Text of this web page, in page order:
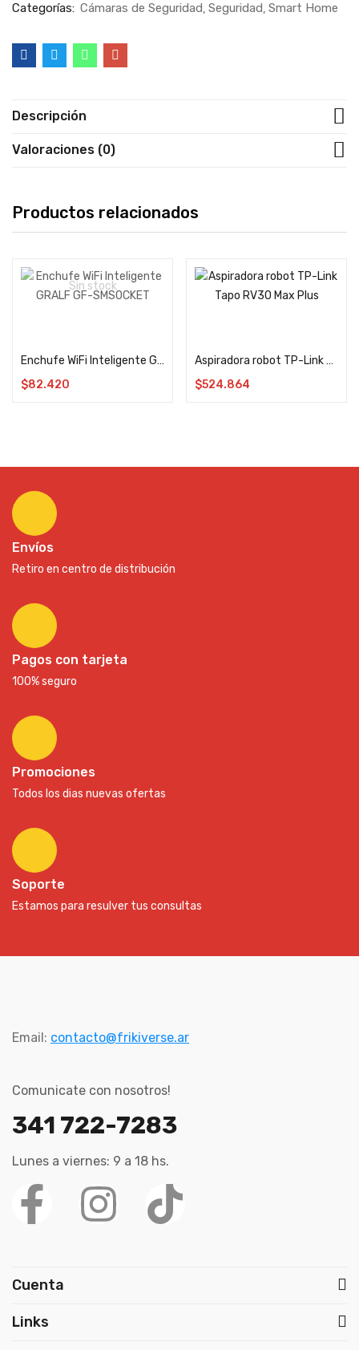
Categorías: Cámaras de Seguridad Seguridad Smart Home
Descripción
Valoraciones (0)
Productos relacionados
Sin stock
Enchufe WiFi Inteligente GRALF GF-SMSOCKET
$82.420
Aspiradora robot TP-Link Tapo RV30 Max Plus
$524.864
Envíos
Retiro en centro de distribución
Pagos con tarjeta
100% seguro
Promociones
Todos los dias nuevas ofertas
Soporte
Estamos para resulver tus consultas
Email: contacto@frikiverse.ar
Comunicate con nosotros!
341 722-7283
Lunes a viernes: 9 a 18 hs.
Cuenta
Links